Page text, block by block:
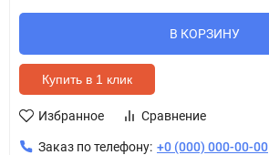
В КОРЗИНУ
Купить в 1 клик
Избранное Сравнение
Заказ по телефону: +0 (000) 000-00-00